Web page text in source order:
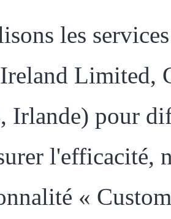
les
Limited,
Irlande) pour
l'efficacité,
«